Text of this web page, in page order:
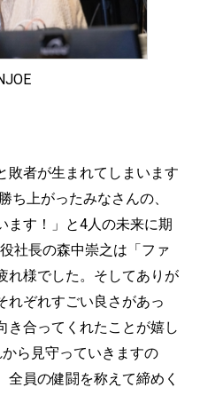
敗者が生まれてしまいます
ち上がったみなさんの、
ます！」と4人の未来に期
社長の森中崇之は「ファ
れ様でした。そしてありが
れぞれすごい良さがあっ
き合ってくれたことが嬉し
ら見守っていきますの
員の健闘を称えて締めく